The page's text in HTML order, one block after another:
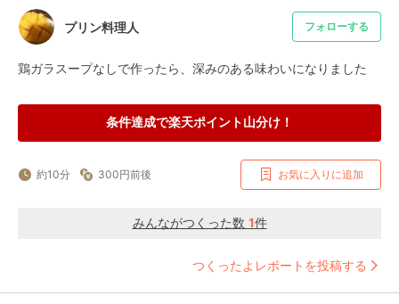
プリン料理人 フォローする
鶏ガラスープなしで作ったら、深みのある味わいになりました
条件達成で楽天ポイント山分け！
約10分 300円前後 お気に入りに追加
みんながつくった数 1件
つくったよレポートを投稿する